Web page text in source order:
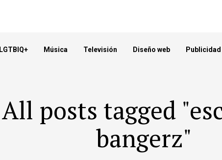
LGTBIQ+ Música Televisión Diseño web Publicidad
All posts tagged
bangerz"